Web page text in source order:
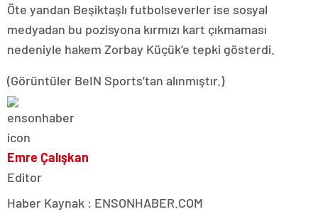
Öte yandan Beşiktaşlı futbolseverler ise sosyal
medyadan bu pozisyona kırmızı kart çıkmaması
nedeniyle hakem Zorbay Küçük’e tepki gösterdi.
(Görüntüler BeIN Sports’tan alınmıştır.)
Emre Çalışkan
Editor
Haber Kaynak : ENSONHABER.COM